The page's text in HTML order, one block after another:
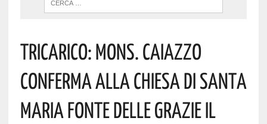
Tricarico: Mons. Caiazzo
Conferma Alla Chiesa Di Santa
Maria Fonte Delle Grazie Il